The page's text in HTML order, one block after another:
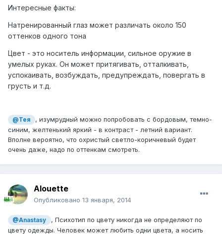
Интересные факты:
Натренированный глаз может различать около 150
оттенков одного тона
Цвет - это носитель информации, сильное оружие в
умелых руках. Он может притягивать, отталкивать,
успокаивать, возбуждать, предупреждать, повергать в
грусть и т.д.
@Тея
, изумрудный можно попробовать с бордовым, темно-
синим, желтенький яркий - в контраст - летний вариант.
Вполне вероятно, что охристый светло-коричневый будет
очень даже, надо по оттенкам смотреть.
Alouette
Опубликовано 13 января, 2014
@Anastasy
, Психотип по цвету никогда не определяют по
цвету одежды. Человек может любить одни цвета, а носить